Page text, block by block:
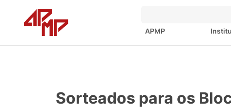
APMP
Sorteados para os